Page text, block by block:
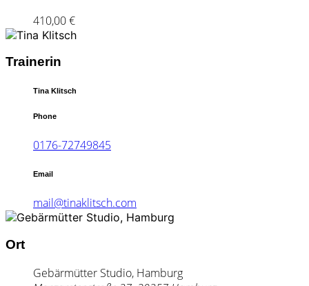
410,00 €
Trainerin
Tina Klitsch
Phone
0176-72749845
Email
mail@tinaklitsch.com
Ort
Gebärmütter Studio, Hamburg